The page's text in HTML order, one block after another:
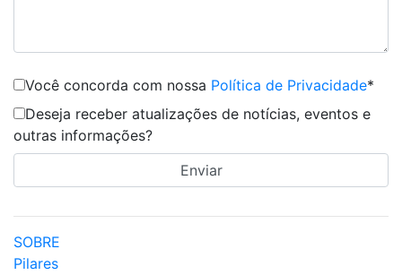
Você concorda com nossa Política de Privacidade*
Deseja receber atualizações de notícias, eventos e
outras informações?
SOBRE
Pilares